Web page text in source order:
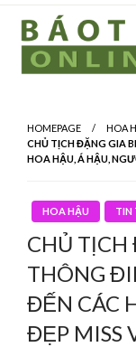
Skip
content
HOMEPAGE
HOA
CHỦ TỊCH ĐẶNG GIA
HOA HẬU, Á HẬU,
HOA HẬU TIN
CHỦ TỊCH
THÔNG
ĐẾN CÁC
ĐẸP MISS